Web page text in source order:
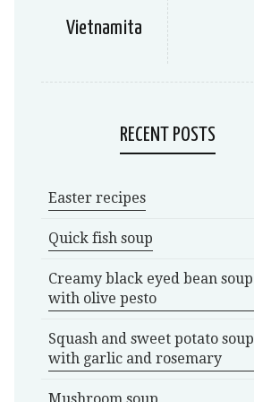
Vietnamita
RECENT POSTS
Easter recipes
Quick fish soup
Creamy black eyed bean soup
with olive pesto
Squash and sweet potato soup
with garlic and rosemary